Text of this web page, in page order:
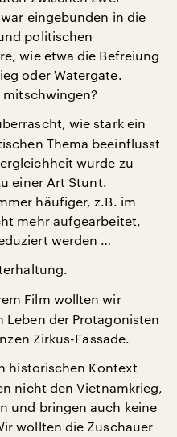
eingebunden in die
politischen
wie etwa die Befreiung
oder Watergate.
mitschwingen?
wie stark ein
Thema beeinflusst
wurde zu
einer Art Stunt.
häufiger, z.B. im
mehr aufgearbeitet,
werden …
Film wollten wir
Leben der Protagonisten
Zirkus-Fassade.
historischen Kontext
nicht den Vietnamkrieg,
und bringen auch keine
wollten die Zuschauer